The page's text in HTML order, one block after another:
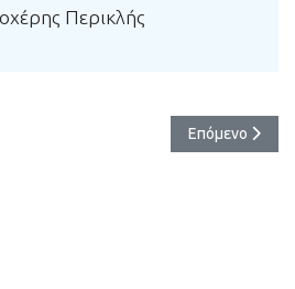
Περικλής
Επόμενο
Επόμενο